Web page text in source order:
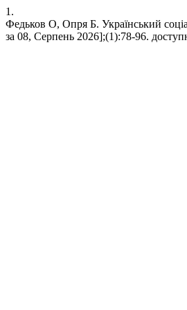
1.
Федьков О, Опря Б. Український
за 08, Серпень 2026];(1):78-96.